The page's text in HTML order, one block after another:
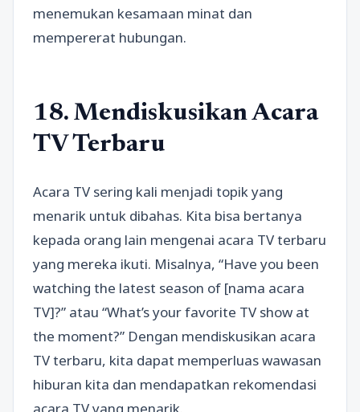
menemukan kesamaan minat dan
mempererat hubungan.
18. Mendiskusikan Acara
TV Terbaru
Acara TV sering kali menjadi topik yang
menarik untuk dibahas. Kita bisa bertanya
kepada orang lain mengenai acara TV terbaru
yang mereka ikuti. Misalnya, “Have you been
watching the latest season of [nama acara
TV]?” atau “What’s your favorite TV show at
the moment?” Dengan mendiskusikan acara
TV terbaru, kita dapat memperluas wawasan
hiburan kita dan mendapatkan rekomendasi